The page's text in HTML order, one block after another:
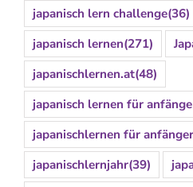
japanisch lern challenge(36)
japanisch lernen(271)
japanischlernen.at(48)
japanisch lernen für
japanischlernen für anfänger
japanischlernjahr(39)